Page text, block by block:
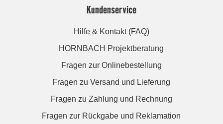
Kundenservice
Hilfe & Kontakt (FAQ)
HORNBACH Projektberatung
Fragen zur Onlinebestellung
Fragen zu Versand und Lieferung
Fragen zu Zahlung und Rechnung
Fragen zur Rückgabe und Reklamation